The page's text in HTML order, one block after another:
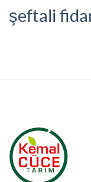
şeftali